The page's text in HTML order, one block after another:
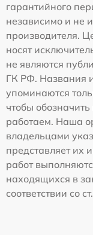
гарантийного
независимо и не
производителя.
носят
не являются
ГК РФ. Названия
упоминаются
чтобы
работаем. Наша
владельцами
представляет их
работ
находящихся в
соответствии со